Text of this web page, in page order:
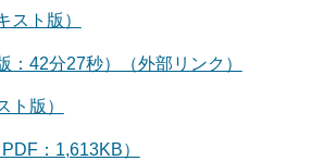
スト版）
：42分27秒）（外部リンク）
ト版）
：1,613KB）